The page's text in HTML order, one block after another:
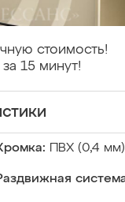
стоимость!
15 минут!
ПВХ (0,4 мм)